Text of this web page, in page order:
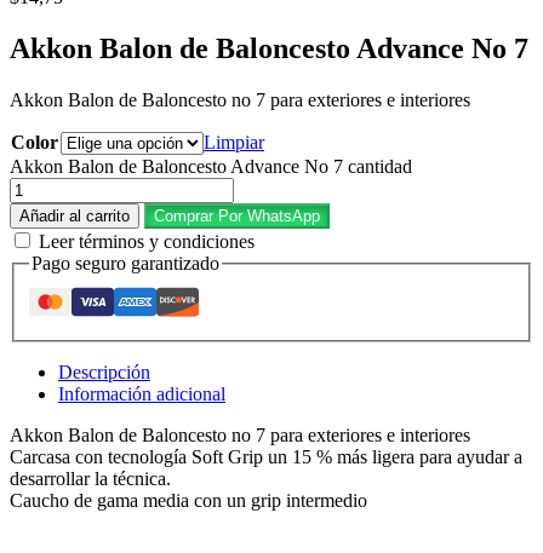
Akkon Balon de Baloncesto Advance No 7
Akkon Balon de Baloncesto no 7 para exteriores e interiores
Color
Limpiar
Akkon Balon de Baloncesto Advance No 7 cantidad
Añadir al carrito Comprar Por WhatsApp
Leer términos y condiciones
Pago seguro garantizado
Descripción
Información adicional
Akkon Balon de Baloncesto no 7 para exteriores e interiores
Carcasa con tecnología Soft Grip un 15 % más ligera para ayudar a
desarrollar la técnica.
Caucho de gama media con un grip intermedio